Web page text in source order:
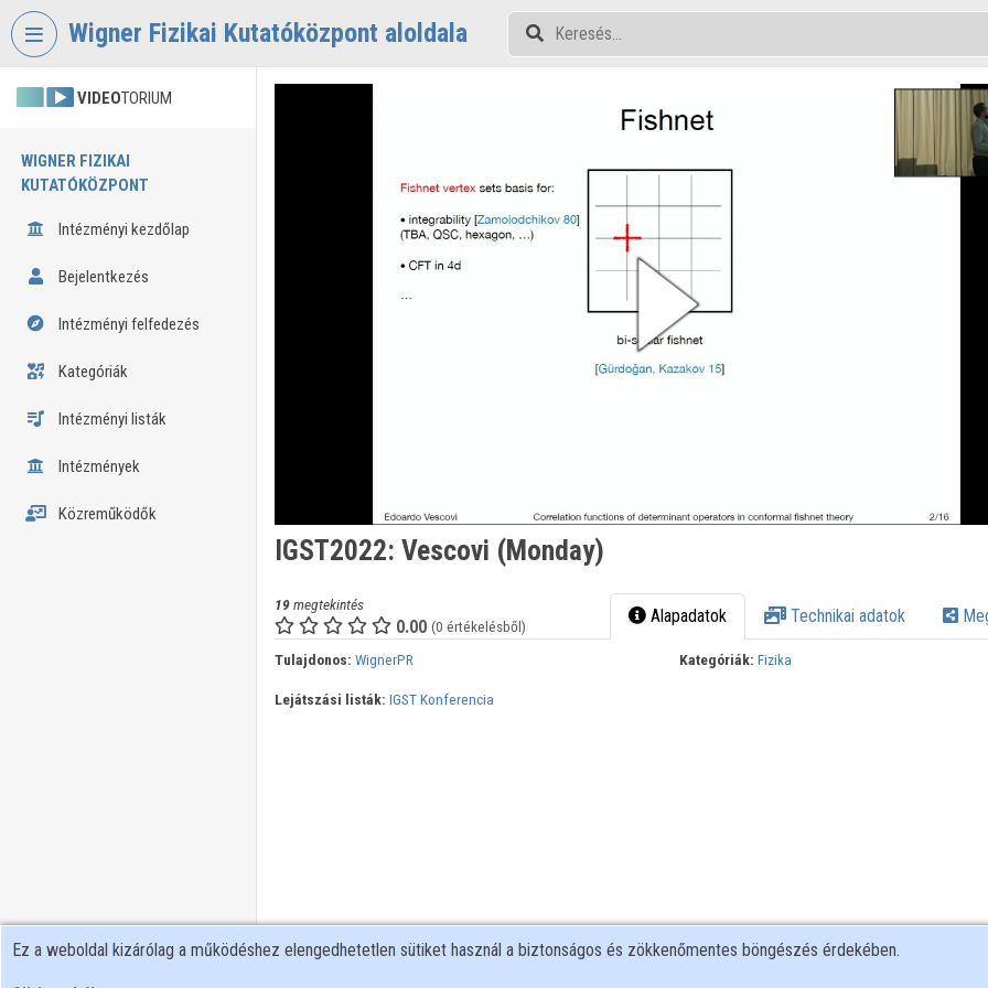
Fejléc kihagyása
Wigner Fizikai Kutatóközpont aloldala
VIDEOTORIUM
WIGNER FIZIKAI
KUTATÓKÖZPONT
Intézményi kezdőlap
Bejelentkezés
Intézményi felfedezés
Kategóriák
Intézményi listák
Intézmények
Közreműködők
IGST2022: Vescovi (Monday)
19megtekintés
0.00 (0 értékelésből) Alapadatok Technikai adatok
Tulajdonos: WignerPR Kategóriák: Fizika
Lejátszási listák: IGST Konferencia
Ez a weboldal kizárólag a működéshez elengedhetetlen sütiket használ a biztonságos és zökkenőmentes böngészés érdekében.